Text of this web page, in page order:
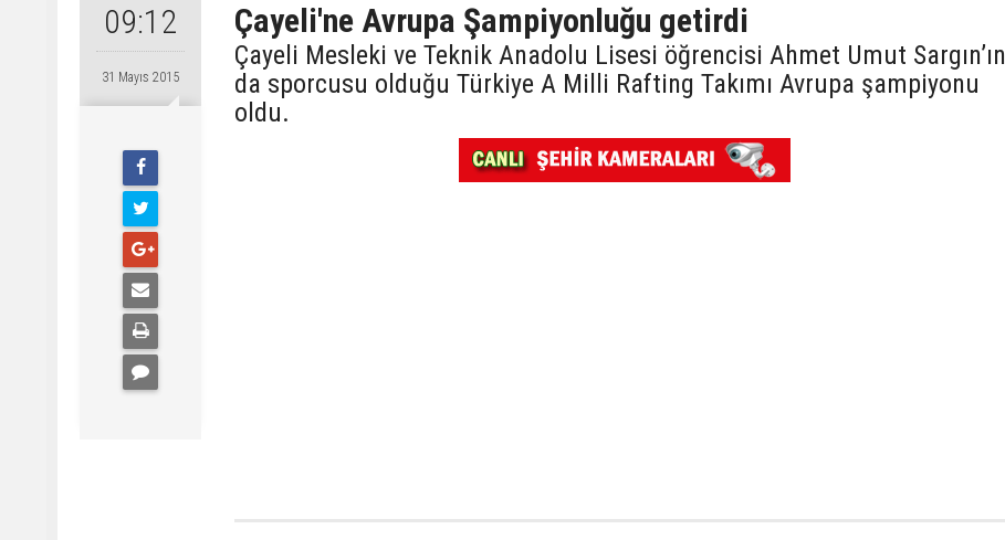
09:12
31 Mayıs 2015
Çayeli'ne Avrupa Şampiyonluğu getirdi
Çayeli Mesleki ve Teknik Anadolu Lisesi öğrencisi Ahmet Umut Sargın’ın
da sporcusu olduğu Türkiye A Milli Rafting Takımı Avrupa şampiyonu
oldu.